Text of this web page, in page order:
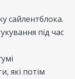
сайлентблока.
під час
які потім